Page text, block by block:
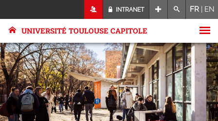
INTRANET FR | EN
UNIVERSITÉ TOULOUSE CAPITOLE